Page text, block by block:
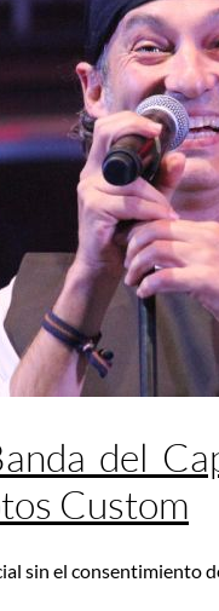
del
Custom
sin el consentimiento